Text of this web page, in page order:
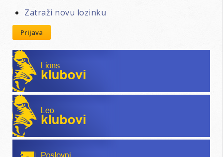
Zatraži novu lozinku
Prijava
Lions klubovi
Leo klubovi